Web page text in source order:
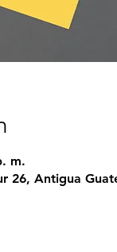
m.
26, Antigua